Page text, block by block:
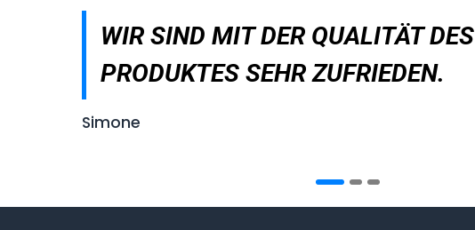
WIR SIND MIT DER QUALITÄT DES
PRODUKTES SEHR ZUFRIEDEN.
Simone